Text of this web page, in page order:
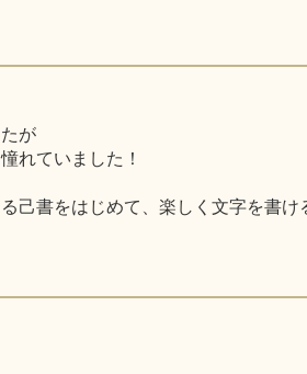
が
れていました！
己書をはじめて、楽しく文字を書け